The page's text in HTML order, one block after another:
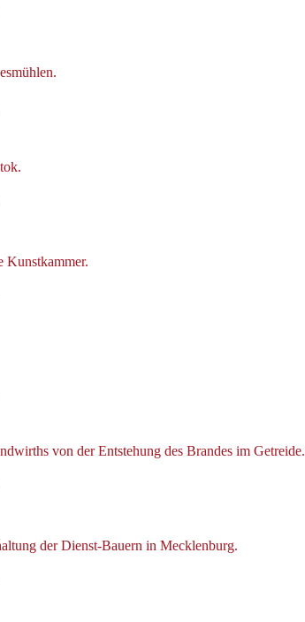
Kunstkammer.
von der Entstehung des Brandes im Getreide.
der Dienst-Bauern in Mecklenburg.